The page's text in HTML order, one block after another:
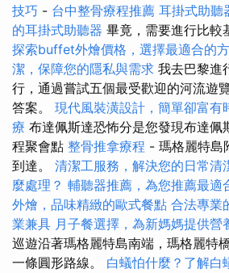
技巧 - 台中整骨療程推薦 耳掛式助聽
的耳掛式助聽器 畢竟，需要進行比較
探索buffet外燴價格，選擇最適合的
潔，保障您的隱私與需求 我去巴黎進
行，通過嘗試五個最受歡迎的河流遊
答案。 現代風裝潢設計，簡單卻富有
療 布達佩斯達恐怖分是您發現布達佩
程聚會點 整骨推拿療程 - 瑪格麗特島
到達。 清潔工服務，解決您的日常清
麼處理？ 輔聽器推薦，為您推薦最適
外燴，品味精緻的歐式餐點 合法專業
業兼具 月子餐選擇，為新媽媽提供營
巡遊沿著瑪格麗特島南端，瑪格麗特
一條圓形路線。 白蟻怕什麼？了解白